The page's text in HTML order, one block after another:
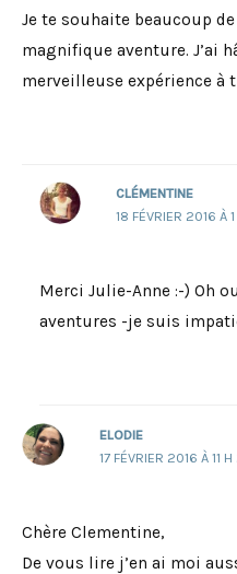
Je te souhaite beaucoup
magnifique aventure. J’ai
merveilleuse expérience à
CLÉMENTINE
18 FÉVRIER 2016 À
Merci Julie-Anne :-) Oh
aventures -je suis
ELODIE
17 FÉVRIER 2016 À 11
Chère Clementine,
De vous lire j’en ai moi